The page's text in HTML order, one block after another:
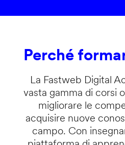
Perché
La Fastweb Digital
vasta gamma di corsi
migliorare le
acquisire nuove
campo. Con